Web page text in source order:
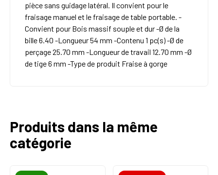
pièce sans guidage latéral. Il convient pour le
fraisage manuel et le fraisage de table portable. -
Convient pour Bois massif souple et dur -Ø de la
bille 6.40 -Longueur 54 mm -Contenu 1 pc(s) -Ø de
perçage 25.70 mm -Longueur de travail 12.70 mm -Ø
de tige 6 mm -Type de produit Fraise à gorge
Produits dans la même
catégorie